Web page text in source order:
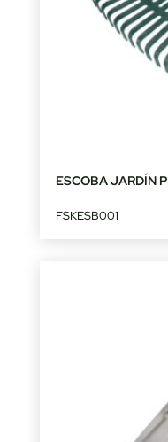
ESCOBA JARDÍN
FSKESB001